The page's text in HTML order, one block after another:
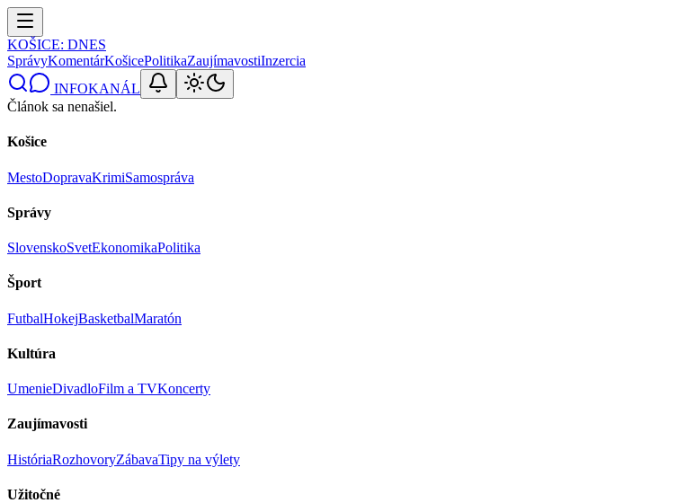
KOŠICE: DNES
SprávyKomentárKošicePolitikaZaujímavostiInzercia
INFOKANÁL
Článok sa nenašiel.
Košice
MestoDopravaKrimiSamospráva
Správy
SlovenskoSvetEkonomikaPolitika
Šport
FutbalHokejBasketbalMaratón
Kultúra
UmenieDivadloFilm a TVKoncerty
Zaujímavosti
HistóriaRozhovoryZábavaTipy na výlety
Užitočné